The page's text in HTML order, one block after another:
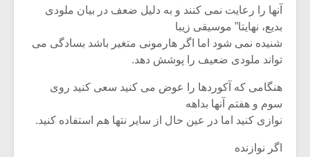
آنها را رعایت نمی کنند و به دلیل ضعف در بیان ملودی
بدیع، نهایتا” موسیقی زیبا
شنیده نمی شود اما اگر هارمونی متغیر باشد بسادگی می
تواند ملودی ضعیف را پوشش دهد.
هنگامی که آکوردها را عوض می کنید سعی کنید روی
سوم و هفتم آنها بداهه
نوازی کنید اما در عین حال از سایر نتها هم استفاده کنید.
اگر نوازنده